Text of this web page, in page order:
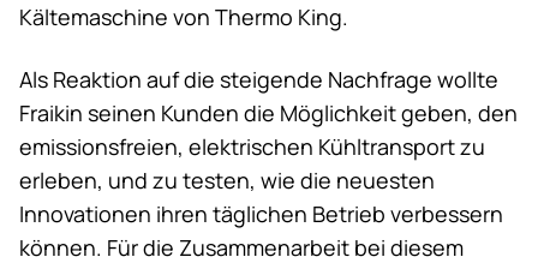
Kältemaschine von Thermo King.
Als Reaktion auf die steigende Nachfrage wollte
Fraikin seinen Kunden die Möglichkeit geben, den
emissionsfreien, elektrischen Kühltransport zu
erleben, und zu testen, wie die neuesten
Innovationen ihren täglichen Betrieb verbessern
können. Für die Zusammenarbeit bei diesem